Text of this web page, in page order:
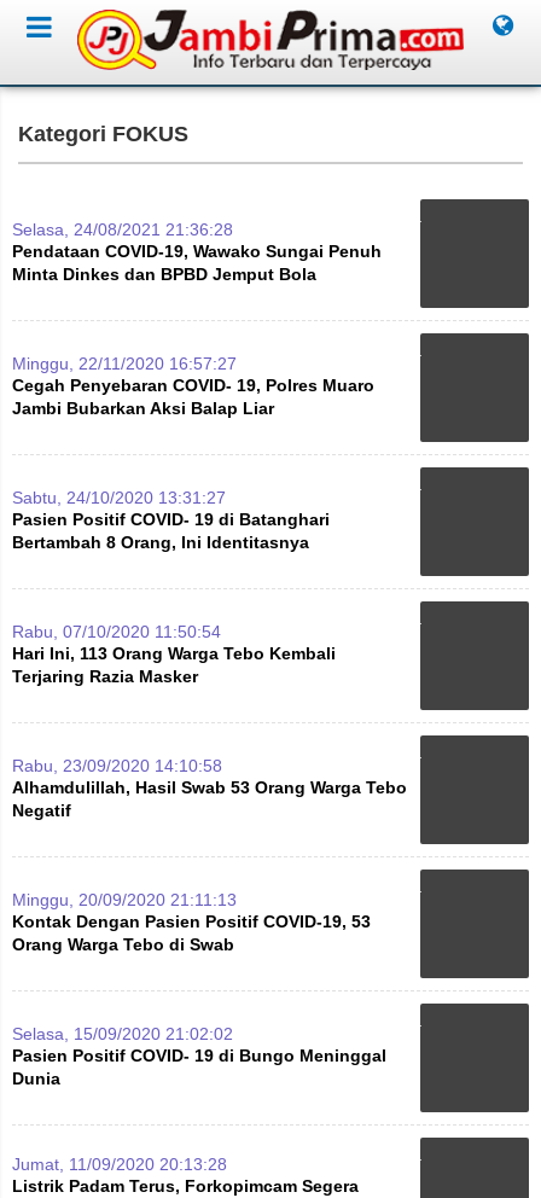
Kategori FOKUS
Selasa, 24/08/2021 21:36:28
Pendataan COVID-19, Wawako Sungai Penuh
Minta Dinkes dan BPBD Jemput Bola
Minggu, 22/11/2020 16:57:27
Cegah Penyebaran COVID- 19, Polres Muaro
Jambi Bubarkan Aksi Balap Liar
Sabtu, 24/10/2020 13:31:27
Pasien Positif COVID- 19 di Batanghari
Bertambah 8 Orang, Ini Identitasnya
Rabu, 07/10/2020 11:50:54
Hari Ini, 113 Orang Warga Tebo Kembali
Terjaring Razia Masker
Rabu, 23/09/2020 14:10:58
Alhamdulillah, Hasil Swab 53 Orang Warga Tebo
Negatif
Minggu, 20/09/2020 21:11:13
Kontak Dengan Pasien Positif COVID-19, 53
Orang Warga Tebo di Swab
Selasa, 15/09/2020 21:02:02
Pasien Positif COVID- 19 di Bungo Meninggal
Dunia
Jumat, 11/09/2020 20:13:28
Listrik Padam Terus, Forkopimcam Segera